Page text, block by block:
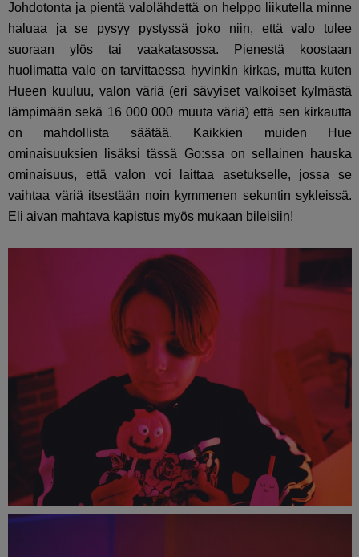
Johdotonta ja pientä valolähdettä on helppo liikutella minne
haluaa ja se pysyy pystyssä joko niin, että valo tulee
suoraan ylös tai vaakatasossa. Pienestä koostaan
huolimatta valo on tarvittaessa hyvinkin kirkas, mutta kuten
Hueen kuuluu, valon väriä (eri sävyiset valkoiset kylmästä
lämpimään sekä 16 000 000 muuta väriä) että sen kirkautta
on mahdollista säätää. Kaikkien muiden Hue
ominaisuuksien lisäksi tässä Go:ssa on sellainen hauska
ominaisuus, että valon voi laittaa asetukselle, jossa se
vaihtaa väriä itsestään noin kymmenen sekuntin sykleissä.
Eli aivan mahtava kapistus myös mukaan bileisiin!